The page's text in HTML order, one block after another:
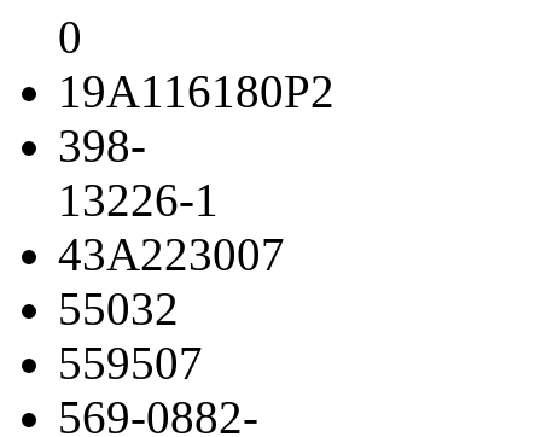
0
19A116180P2
398-
13226-1
43A223007
55032
559507
569-0882-